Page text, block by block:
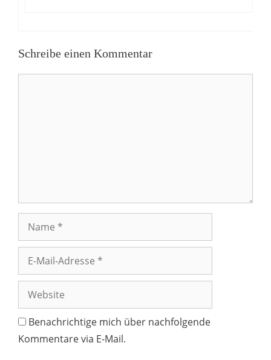
Schreibe einen Kommentar
Mail-
Adresse
Website
Benachrichtige mich über nachfolgende
Kommentare via E-Mail.